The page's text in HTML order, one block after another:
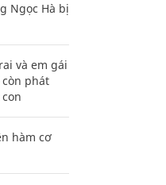
Ngọc Hà bị
và em gái
phát
hàm cơ